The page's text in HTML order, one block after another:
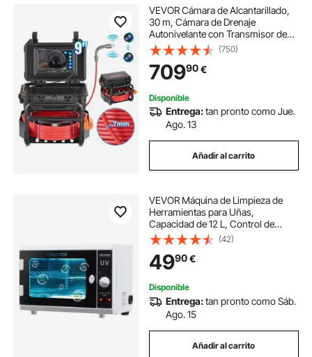
VEVOR Cámara de Alcantarillado,
30 m, Cámara de Drenaje
Autonivelante con Transmisor de
512 Hz, Contador de Distancia, HD
1080P con Luz, 12 LED y Tarjeta de
32 GB para Tuberías, 390 x 380 x
315 mm
(750)
70990€
Disponible
Entrega:tan pronto como Jue.
Ago. 13
Añadir al carrito
VEVOR Máquina de Limpieza de
Herramientas para Uñas,
Capacidad de 12 L, Control de
Perilla, Caja con Temporizador,
Puerta de Vidrio Templado,
Longitud de Onda de 185 nm para
Salones de Uñas
(42)
4990€
Disponible
Entrega:tan pronto como Sáb.
Ago. 15
Añadir al carrito